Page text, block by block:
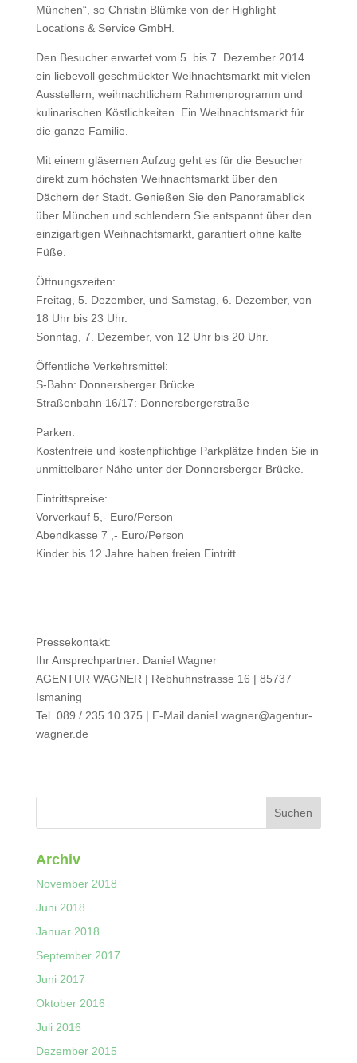
München“, so Christin Blümke von der Highlight
Locations & Service GmbH.
Den Besucher erwartet vom 5. bis 7. Dezember 2014
ein liebevoll geschmückter Weihnachtsmarkt mit vielen
Ausstellern, weihnachtlichem Rahmenprogramm und
kulinarischen Köstlichkeiten. Ein Weihnachtsmarkt für
die ganze Familie.
Mit einem gläsernen Aufzug geht es für die Besucher
direkt zum höchsten Weihnachtsmarkt über den
Dächern der Stadt. Genießen Sie den Panoramablick
über München und schlendern Sie entspannt über den
einzigartigen Weihnachtsmarkt, garantiert ohne kalte
Füße.
Öffnungszeiten:
Freitag, 5. Dezember, und Samstag, 6. Dezember, von
18 Uhr bis 23 Uhr.
Sonntag, 7. Dezember, von 12 Uhr bis 20 Uhr.
Öffentliche Verkehrsmittel:
S-Bahn: Donnersberger Brücke
Straßenbahn 16/17: Donnersbergerstraße
Parken:
Kostenfreie und kostenpflichtige Parkplätze finden Sie in
unmittelbarer Nähe unter der Donnersberger Brücke.
Eintrittspreise:
Vorverkauf 5,- Euro/Person
Abendkasse 7 ,- Euro/Person
Kinder bis 12 Jahre haben freien Eintritt.
Pressekontakt:
Ihr Ansprechpartner: Daniel Wagner
AGENTUR WAGNER | Rebhuhnstrasse 16 | 85737
Ismaning
Tel. 089 / 235 10 375 | E-Mail daniel.wagner@agentur-
wagner.de
Archiv
November 2018
Juni 2018
Januar 2018
September 2017
Juni 2017
Oktober 2016
Juli 2016
Dezember 2015